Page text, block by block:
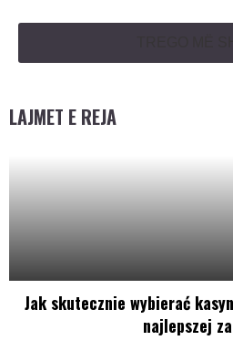
LAJMET E REJA
Jak skutecznie wybierać
najlepszej